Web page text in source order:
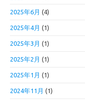
2025年6月 (4)
2025年4月 (1)
2025年3月 (1)
2025年2月 (1)
2025年1月 (1)
2024年11月 (1)